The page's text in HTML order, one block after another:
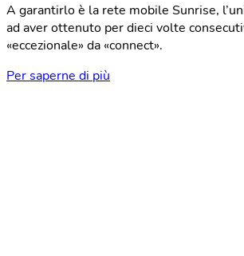
A garantirlo è la rete mobile Sunrise,
ad aver ottenuto per dieci volte
«eccezionale» da «connect».
Per saperne di più